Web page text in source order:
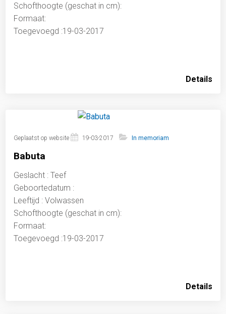
Schofthoogte (geschat in cm):
Formaat:
Toegevoegd :19-03-2017
Details
Geplaatst op website 19-03-2017 In memoriam
Babuta
Geslacht : Teef
Geboortedatum :
Leeftijd : Volwassen
Schofthoogte (geschat in cm):
Formaat:
Toegevoegd :19-03-2017
Details